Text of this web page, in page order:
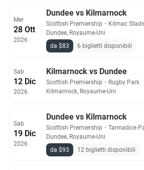
Mer
28 Ott
2026
Dundee vs Kilmarnock
Scottish Premiership ・ Kilmac
Dundee, Royaume-Uni
da $83
6 biglietti disponibili
Sab
12 Dic
2026
Kilmarnock vs Dundee
Scottish Premiership ・ Rugby Park
Kilmarnock, Royaume-Uni
Sab
19 Dic
2026
Dundee vs Kilmarnock
Scottish Premiership ・ Tannadice
Dundee, Royaume-Uni
da $93
12 biglietti disponibili